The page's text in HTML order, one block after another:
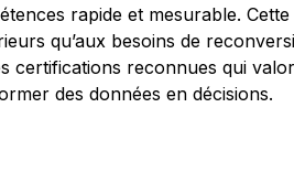
rapide et mesurable.
qu’aux besoins de
certifications reconnues qui
des données en décisions.